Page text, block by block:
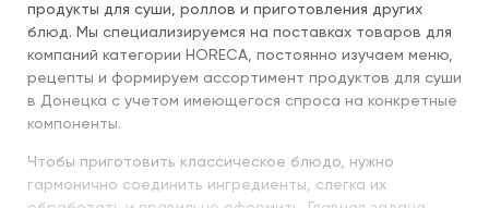
продукты для суши, роллов и приготовления других
блюд. Мы специализируемся на поставках товаров для
компаний категории HORECA, постоянно изучаем меню,
рецепты и формируем ассортимент продуктов для суши
в Донецка с учетом имеющегося спроса на конкретные
компоненты.
Чтобы приготовить классическое блюдо, нужно
гармонично соединить ингредиенты, слегка их